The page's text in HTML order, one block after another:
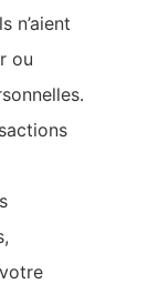
n’aient
ou